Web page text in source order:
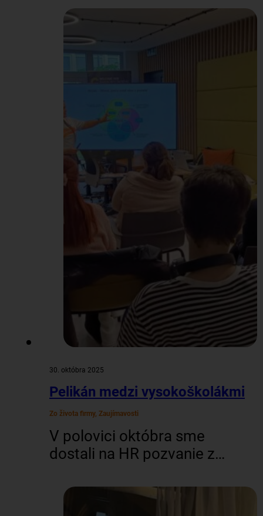
deťom v bratislavskej
Starej tržnici, ktorý bol
venovaný najmä rodinám
organizuje podujatie,
podporuje rozmanitosť,
multikultúrnosť,
toleranciu, vzdelávanie a
multijazyčnosť, náš
Pelikán – slovenský guru
v cestovaní – tam
jednoducho nesmie
chýbať. V Pelikánovi
veríme, že cestovanie je
spôsob, ako spoznávať
svet, búrať predsudky a…
30. októbra 2025
Pelikán medzi vysokoškolákmi
Zo života firmy, Zaujímavosti
V polovici októbra sme
dostali na HR pozvanie z
pripraviť pre študentov